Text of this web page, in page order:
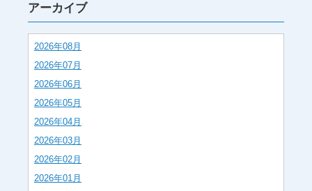
アーカイブ
2026年08月
2026年07月
2026年06月
2026年05月
2026年04月
2026年03月
2026年02月
2026年01月